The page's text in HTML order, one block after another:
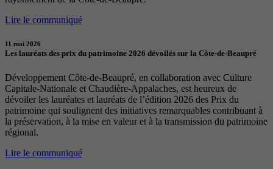
Lire le communiqué
11 mai 2026
Les lauréats des prix du patrimoine 2026 dévoilés sur la Côte-de-Beaupré
Développement Côte-de-Beaupré, en collaboration avec Culture
Capitale-Nationale et Chaudière-Appalaches, est heureux de
dévoiler les lauréates et lauréats de l’édition 2026 des Prix du
patrimoine qui soulignent des initiatives remarquables contribuant à
la préservation, à la mise en valeur et à la transmission du patrimoine
régional.
Lire le communiqué